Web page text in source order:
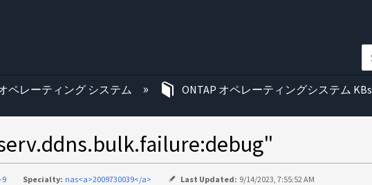
ペレーティング システム ONTAP オペレーティングシステム KBs
9 Specialty: nas<a>2009730039</a> Last Updated: 9/14/2023, 7:55:52 AM